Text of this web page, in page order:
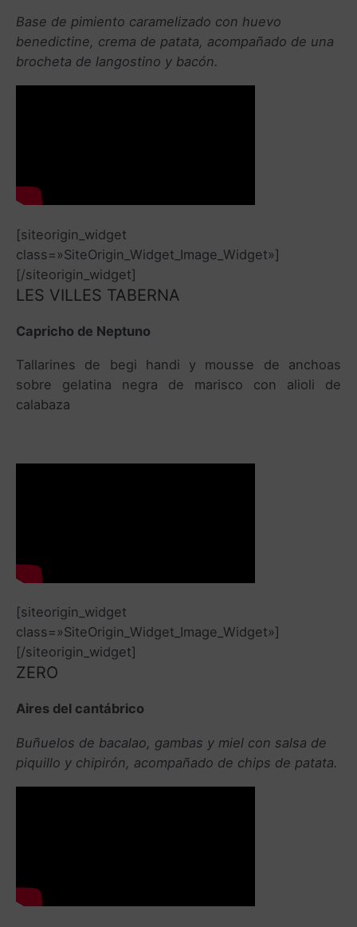
Base de pimiento caramelizado con huevo
benedictine, crema de patata, acompañado de una
brocheta de langostino y bacón.
[siteorigin_widget
class=»SiteOrigin_Widget_Image_Widget»]
[/siteorigin_widget]
LES VILLES TABERNA
Capricho de Neptuno
Tallarines de begi handi y mousse de anchoas
sobre gelatina negra de marisco con alioli de
calabaza
[siteorigin_widget
class=»SiteOrigin_Widget_Image_Widget»]
[/siteorigin_widget]
ZERO
Aires del cantábrico
Buñuelos de bacalao, gambas y miel con salsa de
piquillo y chipirón, acompañado de chips de patata.